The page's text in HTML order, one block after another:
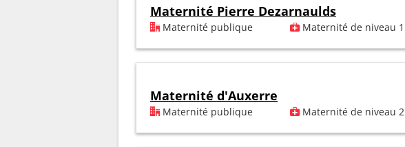
Maternité Pierre Dezarnaulds
Maternité publique Maternité de niveau 1
Maternité d'Auxerre
Maternité publique Maternité de niveau 2